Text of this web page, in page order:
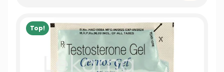
Top!